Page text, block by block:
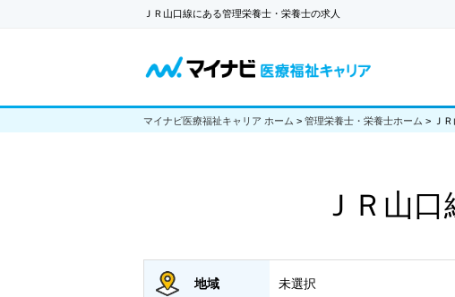
ＪＲ山口線にある管理栄養士・栄養士の求人
マイナビ医療福祉キャリア ホーム > 管理栄養士・栄養士ホーム > Ｊ
ＪＲ山口
地域 未選択